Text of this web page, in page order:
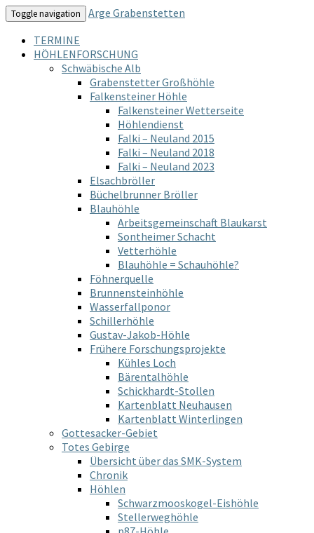
Toggle navigation
Arge Grabenstetten
TERMINE
HÖHLENFORSCHUNG
Schwäbische Alb
Grabenstetter Großhöhle
Falkensteiner Höhle
Falkensteiner Wetterseite
Höhlendienst
Falki – Neuland 2015
Falki – Neuland 2018
Falki – Neuland 2023
Elsachbröller
Büchelbrunner Bröller
Blauhöhle
Arbeitsgemeinschaft Blaukarst
Sontheimer Schacht
Vetterhöhle
Blauhöhle = Schauhöhle?
Föhnerquelle
Brunnensteinhöhle
Wasserfallponor
Schillerhöhle
Gustav-Jakob-Höhle
Frühere Forschungsprojekte
Kühles Loch
Bärentalhöhle
Schickhardt-Stollen
Kartenblatt Neuhausen
Kartenblatt Winterlingen
Gottesacker-Gebiet
Totes Gebirge
Übersicht über das SMK-System
Chronik
Höhlen
Schwarzmooskogel-Eishöhle
Stellerweghöhle